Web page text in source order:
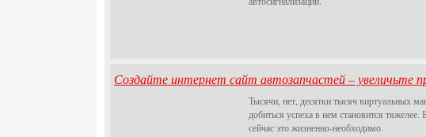
Создайте интернет сайт автозапчастей – увеличьте
Тысячи, нет, десятки тысяч виртуальных
добиться успеха в нем становится
сейчас это жизненно-необходимо.